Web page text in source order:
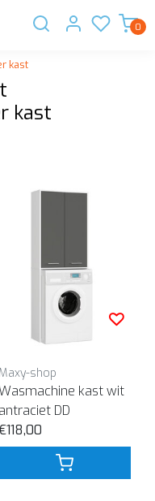
0
kast
kast
Maxy-shop
kast wit
antraciet DD